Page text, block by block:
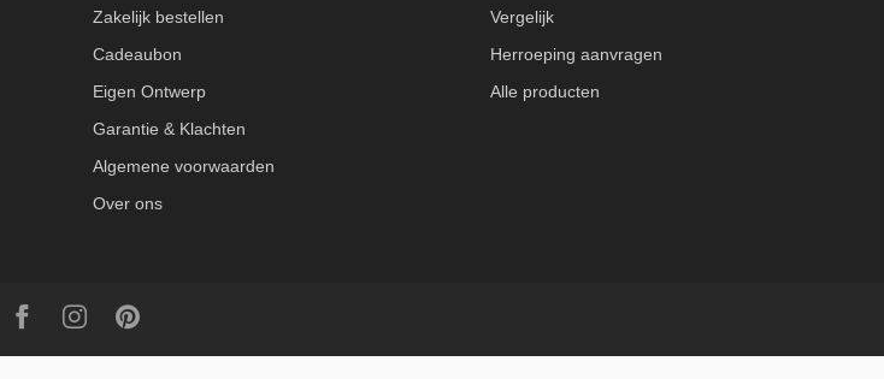
Zakelijk bestellen
Cadeaubon
Eigen Ontwerp
Garantie & Klachten
Algemene voorwaarden
Over ons
Vergelijk
Herroeping aanvragen
Alle producten